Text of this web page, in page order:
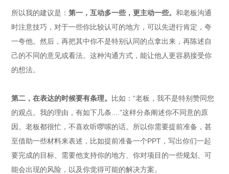
所以我的建议是：第一，互动多一些，更主动一些。和老板沟通
时注意技巧，对于一些你比较认可的地方，可以先进行肯定，夸
一夸他。然后，再把其中你不是特别认同的点拿出来，再陈述自
己的不同的意见或看法。这种沟通方式，能让他人更容易接受你
的想法。
第二，在表达的时候要有条理。 比如：“老板，我不是特别赞同您
的观点。我的理由，有如下几条....”这样分条阐述你不同意的原
因。老板都很忙，不喜欢听啰嗦的话。所以你需要提前准备，甚
至借助一些材料来表述，比如提前准备一个PPT，写出你们一起
要完成的目标、需要他支持你的地方、你对项目的一些规划、可
能会出现的风险，以及你觉得可能的解决方案。